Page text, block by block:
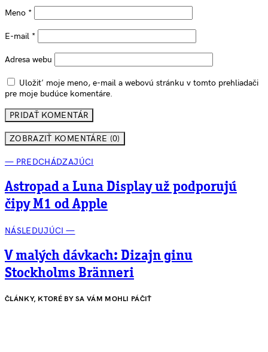
Meno *
E-mail *
Adresa webu
Uložiť moje meno, e-mail a webovú stránku v tomto prehliadači
pre moje budúce komentáre.
ZOBRAZIŤ KOMENTÁRE (0)
— PREDCHÁDZAJÚCI
Astropad a Luna Display už podporujú
čipy M1 od Apple
NÁSLEDUJÚCI —
V malých dávkach: Dizajn ginu
Stockholms Bränneri
ČLÁNKY, KTORÉ BY SA VÁM MOHLI PÁČIŤ